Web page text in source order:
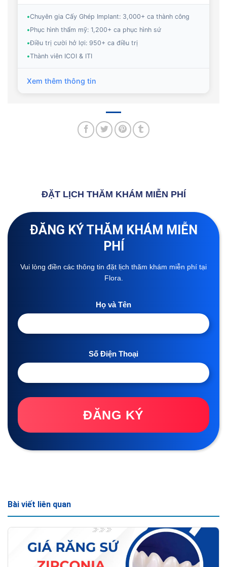
•Chuyên gia Cấy Ghép Implant: 3,000+ ca thành công
•Phục hình thẩm mỹ: 1,200+ ca phục hình sứ
•Điều trị cười hở lợi: 950+ ca điều trị
•Thành viên ICOI & ITI
Xem thêm thông tin
ĐẶT LỊCH THĂM KHÁM MIỄN PHÍ
ĐĂNG KÝ THĂM KHÁM MIỄN
PHÍ
Vui lòng điền các thông tin đặt lịch thăm khám miễn phí tại
Flora.
Họ và Tên
Số Điện Thoại
ĐĂNG KÝ
Bài viết liên quan